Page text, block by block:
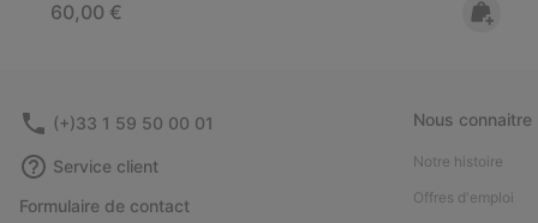
Regular price:
60,00 €
(+)33 1 59 50 00 01
Service client
Formulaire de contact
Nous connaitre
Notre histoire
Offres d'emploi